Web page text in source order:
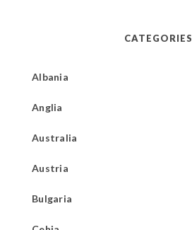
CATEGORIES
Albania
Anglia
Australia
Austria
Bulgaria